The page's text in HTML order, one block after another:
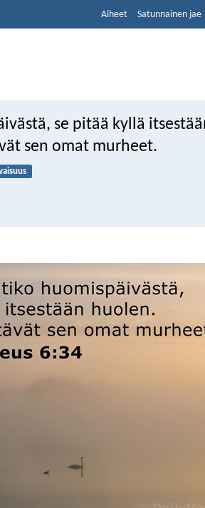
Aiheet Satunnainen jae
se pitää kyllä
sen omat murheet.